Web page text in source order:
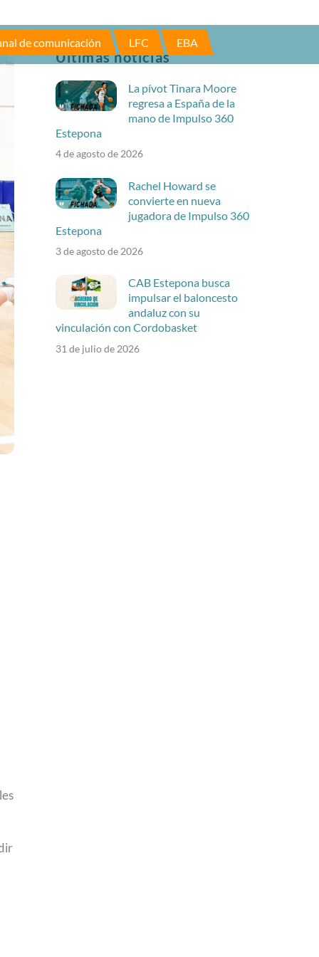
de comunicación LFC EBA
Últimas noticias
La pívot Tinara Moore
regresa a España de la
mano de Impulso 360
Estepona
4 de agosto de 2026
Rachel Howard se
convierte en nueva
jugadora de Impulso 360
Estepona
3 de agosto de 2026
CAB Estepona busca
impulsar el baloncesto
andaluz con su
vinculación con Cordobasket
31 de julio de 2026